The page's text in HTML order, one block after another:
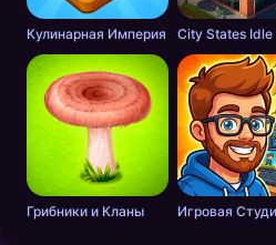
Кулинарная Империя City States Idle
Грибники и Кланы